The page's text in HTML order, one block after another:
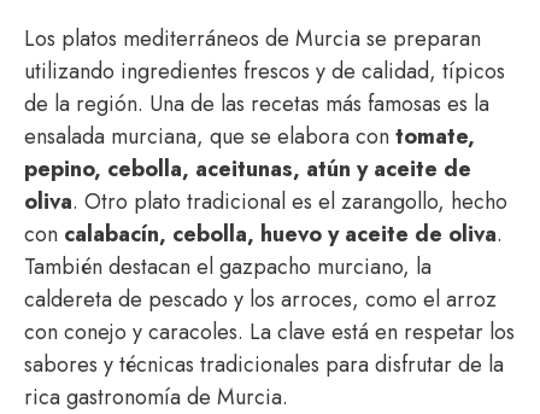
Los platos mediterráneos de Murcia se preparan
utilizando ingredientes frescos y de calidad, típicos
de la región. Una de las recetas más famosas es la
ensalada murciana, que se elabora contomate,
pepino, cebolla, aceitunas, atún y aceite de
oliva. Otro plato tradicional es el zarangollo, hecho
con calabacín, cebolla, huevo y aceite de oliva.
También destacan el gazpacho murciano, la
caldereta de pescado y los arroces, como el arroz
con conejo y caracoles. La clave está en respetar los
sabores y técnicas tradicionales para disfrutar de la
rica gastronomía de Murcia.